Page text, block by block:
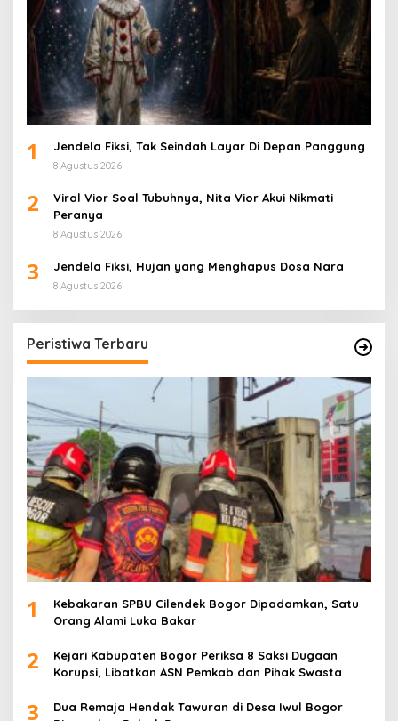
1 Jendela Fiksi, Tak Seindah Layar Di Depan Panggung
8 Agustus 2026
2
Viral Vior Soal Tubuhnya, Nita Vior Akui Nikmati
Peranya
8 Agustus 2026
3 Jendela Fiksi, Hujan yang Menghapus Dosa Nara
8 Agustus 2026
Peristiwa Terbaru
1
Kebakaran SPBU Cilendek Bogor Dipadamkan, Satu
Orang Alami Luka Bakar
2
Kejari Kabupaten Bogor Periksa 8 Saksi Dugaan
Korupsi, Libatkan ASN Pemkab dan Pihak Swasta
3
Dua Remaja Hendak Tawuran di Desa Iwul Bogor